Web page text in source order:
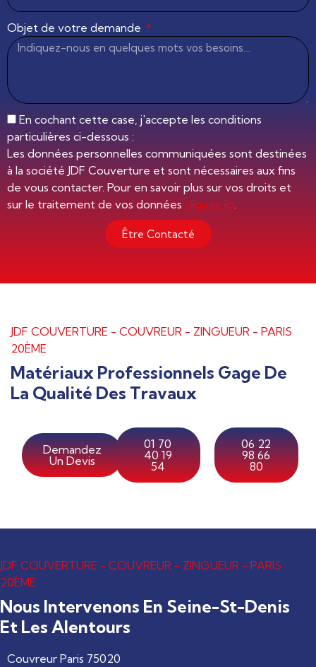
Objet de votre demande
En cochant cette case, j'accepte les conditions
particulières ci-dessous :
Les données personnelles communiquées sont destinées
à la société JDF Couverture et sont nécessaires aux fins
de vous contacter. Pour en savoir plus sur vos droits et
sur le traitement de vos données cliquez ici.
Être Contacté
JDF COUVERTURE - COUVREUR - ZINGUEUR - PARIS
20ÈME
Matériaux Professionnels Gage De
La Qualité Des Travaux
Demandez
Un Devis
01 70
40 19
54
06 22
98 66
80
JDF COUVERTURE - COUVREUR - ZINGUEUR - PARIS
20ÈME
Nous Intervenons En Seine-St-Denis
Et Les Alentours
Couvreur Paris 75020